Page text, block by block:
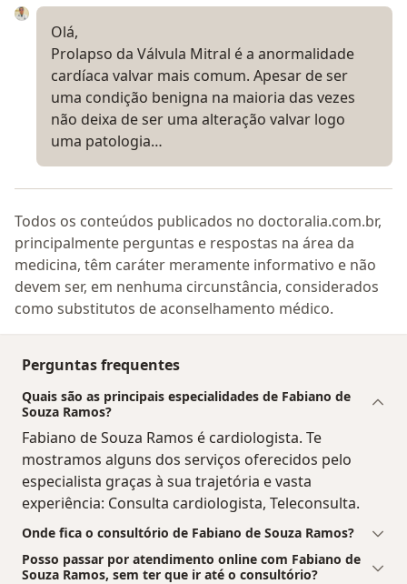
Olá,
Prolapso da Válvula Mitral é a anormalidade
cardíaca valvar mais comum. Apesar de ser
uma condição benigna na maioria das vezes
não deixa de ser uma alteração valvar logo
uma patologia…
Todos os conteúdos publicados no doctoralia.com.br,
principalmente perguntas e respostas na área da
medicina, têm caráter meramente informativo e não
devem ser, em nenhuma circunstância, considerados
como substitutos de aconselhamento médico.
Perguntas frequentes
Quais são as principais especialidades de Fabiano de
Souza Ramos?
Fabiano de Souza Ramos é cardiologista. Te
mostramos alguns dos serviços oferecidos pelo
especialista graças à sua trajetória e vasta
experiência: Consulta cardiologista, Teleconsulta.
Onde fica o consultório de Fabiano de Souza Ramos?
Posso passar por atendimento online com Fabiano de
Souza Ramos, sem ter que ir até o consultório?